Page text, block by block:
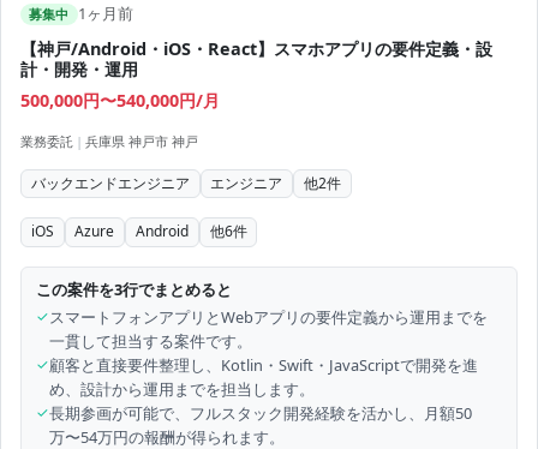
募集中 1ヶ月前
【神戸/Android・iOS・React】スマホアプリの要件定義・設
計・開発・運用
500,000円〜540,000円/月
業務委託 | 兵庫県 神戸市 神戸
バックエンドエンジニア エンジニア 他2件
iOS Azure Android 他6件
この案件を3行でまとめると
✓スマートフォンアプリとWebアプリの要件定義から運用までを
一貫して担当する案件です。
✓顧客と直接要件整理し、Kotlin・Swift・JavaScriptで開発を進
め、設計から運用までを担当します。
✓長期参画が可能で、フルスタック開発経験を活かし、月額50
万〜54万円の報酬が得られます。